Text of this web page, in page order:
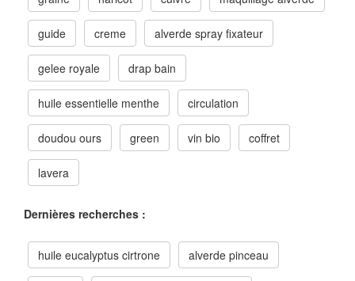
guide creme alverde spray fixateur
gelee royale drap bain
huile essentielle menthe circulation
doudou ours green vin bio coffret
lavera
Dernières recherches :
huile eucalyptus cirtrone alverde pinceau